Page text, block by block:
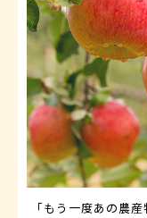
「もう一度あの農